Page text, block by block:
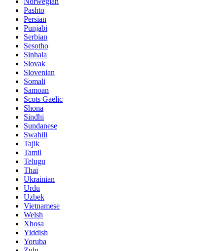
Pashto
Persian
Punjabi
Serbian
Sesotho
Sinhala
Slovak
Slovenian
Somali
Samoan
Scots Gaelic
Shona
Sindhi
Sundanese
Swahili
Tajik
Tamil
Telugu
Thai
Ukrainian
Urdu
Uzbek
Vietnamese
Welsh
Xhosa
Yiddish
Yoruba